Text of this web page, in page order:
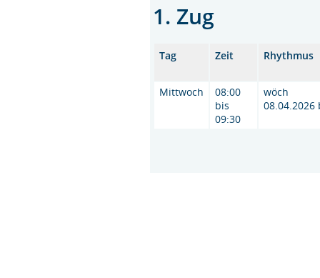
1. Zug
Tag Zeit Rhythmus
Mittwoch
08:00
bis
09:30
wöch